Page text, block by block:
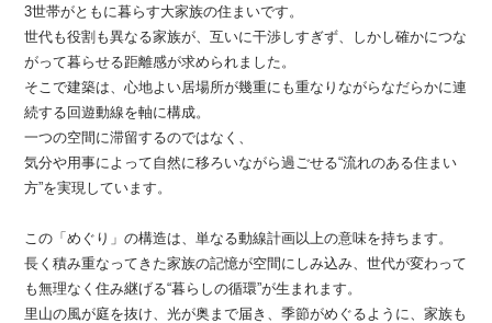
3世帯がともに暮らす大家族の住まいです。
世代も役割も異なる家族が、互いに干渉しすぎず、しかし確かにつな
がって暮らせる距離感が求められました。
そこで建築は、心地よい居場所が幾重にも重なりながらなだらかに連
続する回遊動線を軸に構成。
一つの空間に滞留するのではなく、
気分や用事によって自然に移ろいながら過ごせる“流れのある住まい
方”を実現しています。
この「めぐり」の構造は、単なる動線計画以上の意味を持ちます。
長く積み重なってきた家族の記憶が空間にしみ込み、世代が変わって
も無理なく住み継げる“暮らしの循環”が生まれます。
里山の風が庭を抜け、光が奥まで届き、季節がめぐるように、家族も